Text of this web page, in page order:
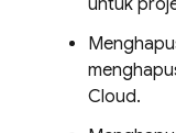
Cloud.